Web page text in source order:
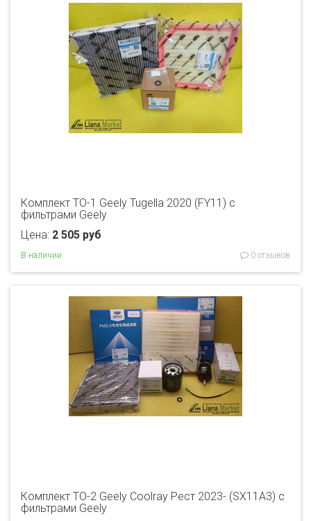
Комплект ТО-1 Geely Tugella 2020 (FY11) с
фильтрами Geely
Цена: 2 505 руб
В наличии 0 отзывов
Комплект ТО-2 Geely Coolray Рест 2023- (SX11A3) с
фильтрами Geely